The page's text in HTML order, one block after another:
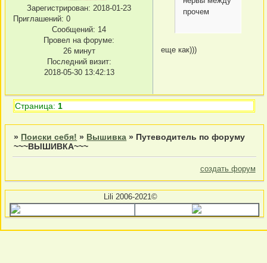
Зарегистрирован: 2018-01-23
Приглашений: 0
Сообщений: 14
Провел на форуме:
26 минут
Последний визит:
2018-05-30 13:42:13
прочем
еще как)))
Страница:1
» Поиски себя! » Вышивка » Путеводитель по форуму
~~~ВЫШИВКА~~~
создать форум
Lili 2006-2021©